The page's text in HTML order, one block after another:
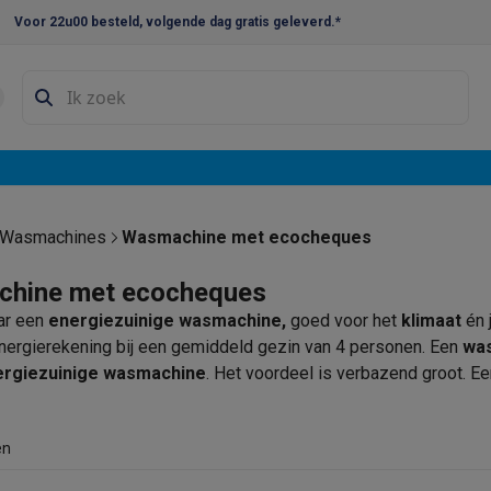
Voor 22u00 besteld, volgende dag gratis geleverd.*
koelkastenAmerikaanse koelkastenWijnkoelkasten
Gasfornuizen
Wasmachines Wasmachine met ecocheques
met ecocheques
een energiezuinige wasmachine, goed voor het klimaat én
bij een gemiddeld gezin van 4 personen. Een
wasmachine. Het voordeel is verbazend groot.
van de nieuwe generatie.